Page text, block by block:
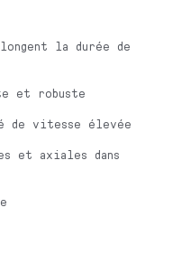
la durée de
et robuste
de vitesse élevée
et axiales dans